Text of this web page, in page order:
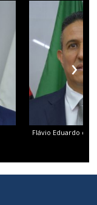
Flávio Eduardo dos
›